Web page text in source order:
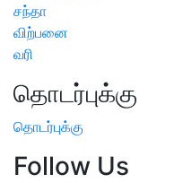
சந்தா
விற்பனை
வரி
தொடர்புக்கு
தொடர்புக்கு
Follow Us